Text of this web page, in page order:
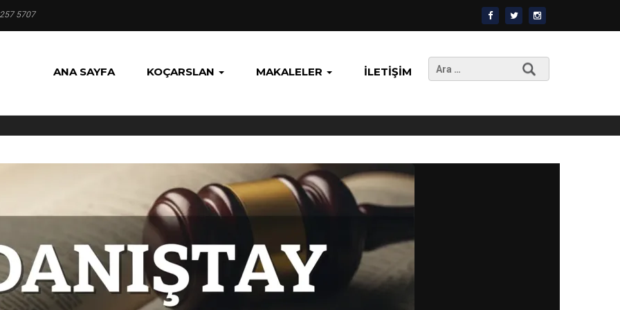
5707
ANA SAYFA KOÇARSLAN MAKALELER İLETIŞIM
Arama: